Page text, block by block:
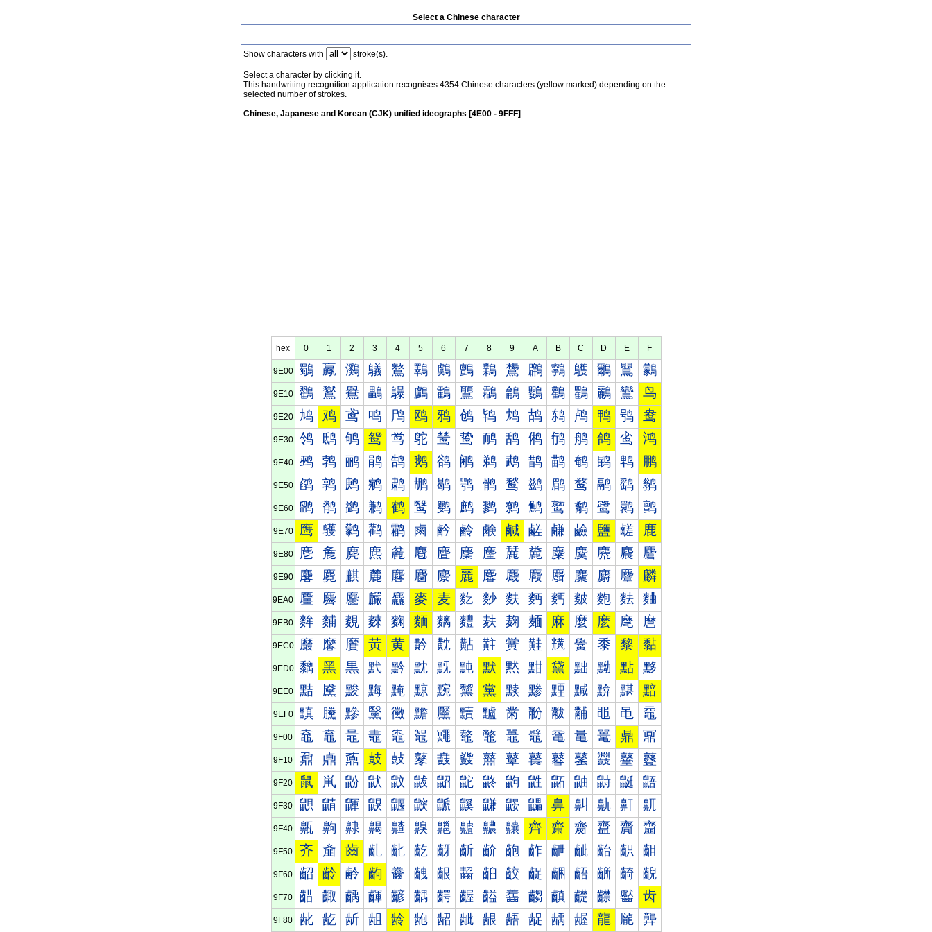
Select a Chinese character
Show characters with stroke(s).
Select a character by clicking it.
This handwriting recognition application recognises 4354 Chinese characters (yellow marked) depending on the
selected number of strokes.
Chinese, Japanese and Korean (CJK) unified ideographs [4E00 - 9FFF]
hex 0 1 2 3 4 5 6 7 8 9 A B C D E F
9E00 鸀 鸁 鸂 鸃 鸄 鸅 鸆 鸇 鸈 鸉 鸊 鸋 鸌 鸍 鸎 鸏
9E10 鸐 鸑 鸒 鸓 鸔 鸕 鸖 鸗 鸘 鸙 鸚 鸛 鸜 鸝 鸞 鸟
9E20 鸠 鸡 鸢 鸣 鸤 鸥 鸦 鸧 鸨 鸩 鸪 鸫 鸬 鸭 鸮 鸯
9E30 鸰 鸱 鸲 鸳 鸴 鸵 鸶 鸷 鸸 鸹 鸺 鸻 鸼 鸽 鸾 鸿
9E40 鹀 鹁 鹂 鹃 鹄 鹅 鹆 鹇 鹈 鹉 鹊 鹋 鹌 鹍 鹎 鹏
9E50 鹐 鹑 鹒 鹓 鹔 鹕 鹖 鹗 鹘 鹙 鹚 鹛 鹜 鹝 鹞 鹟
9E60 鹠 鹡 鹢 鹣 鹤 鹥 鹦 鹧 鹨 鹩 鹪 鹫 鹬 鹭 鹮 鹯
9E70 鹰 鹱 鹲 鹳 鹴 鹵 鹶 鹷 鹸 鹹 鹺 鹻 鹼 鹽 鹾 鹿
9E80 麀 麁 麂 麃 麄 麅 麆 麇 麈 麉 麊 麋 麌 麍 麎 麏
9E90 麐 麑 麒 麓 麔 麕 麖 麗 麘 麙 麚 麛 麜 麝 麞 麟
9EA0 麠 麡 麢 麣 麤 麥 麦 麧 麨 麩 麪 麫 麬 麭 麮 麯
9EB0 麰 麱 麲 麳 麴 麵 麶 麷 麸 麹 麺 麻 麼 麽 麾 麿
9EC0 黀 黁 黂 黃 黄 黅 黆 黇 黈 黉 黊 黋 黌 黍 黎 黏
9ED0 黐 黑 黒 黓 黔 黕 黖 黗 默 黙 黚 黛 黜 黝 點 黟
9EE0 黠 黡 黢 黣 黤 黥 黦 黧 黨 黩 黪 黫 黬 黭 黮 黯
9EF0 黰 黱 黲 黳 黴 黵 黶 黷 黸 黹 黺 黻 黼 黽 黾 黿
9F00 鼀 鼁 鼂 鼃 鼄 鼅 鼆 鼇 鼈 鼉 鼊 鼋 鼌 鼍 鼎 鼏
9F10 鼐 鼑 鼒 鼓 鼔 鼕 鼖 鼗 鼘 鼙 鼚 鼛 鼜 鼝 鼞 鼟
9F20 鼠 鼡 鼢 鼣 鼤 鼥 鼦 鼧 鼨 鼩 鼪 鼫 鼬 鼭 鼮 鼯
9F30 鼰 鼱 鼲 鼳 鼴 鼵 鼶 鼷 鼸 鼹 鼺 鼻 鼼 鼽 鼾 鼿
9F40 齀 齁 齂 齃 齄 齅 齆 齇 齈 齉 齊 齋 齌 齍 齎 齏
9F50 齐 齑 齒 齓 齔 齕 齖 齗 齘 齙 齚 齛 齜 齝 齞 齟
9F60 齠 齡 齢 齣 齤 齥 齦 齧 齨 齩 齪 齫 齬 齭 齮 齯
9F70 齰 齱 齲 齳 齴 齵 齶 齷 齸 齹 齺 齻 齼 齽 齾 齿
9F80 龀 龁 龂 龃 龄 龅 龆 龇 龈 龉 龊 龋 龌 龍 龎 龏